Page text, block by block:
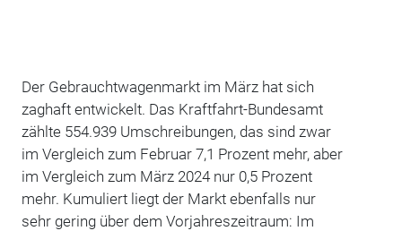
Der Gebrauchtwagenmarkt im März hat sich
zaghaft entwickelt. Das Kraftfahrt-Bundesamt
zählte 554.939 Umschreibungen, das sind zwar
im Vergleich zum Februar 7,1 Prozent mehr, aber
im Vergleich zum März 2024 nur 0,5 Prozent
mehr. Kumuliert liegt der Markt ebenfalls nur
sehr gering über dem Vorjahreszeitraum: Im